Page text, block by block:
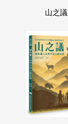
山之議